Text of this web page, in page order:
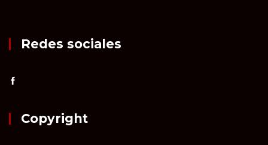
Redes sociales
Copyright